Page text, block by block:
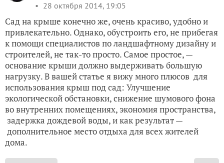
28 октября 2014, 19:05
Сад на крыше конечно же, очень красиво, удобно и
привлекательно. Однако, обустроить его, не прибегая
к помощи специалистов по ландшафтному дизайну и
строителей, не так-то просто. Самое простое, —
основание крыши должно выдерживать большую
нагрузку. В вашей статье я вижу много плюсов для
использования крыш под сад: Улучшение
экологической обстановки, снижение шумового фона
во внутренних помещениях, экономия пространства,
задержка дождевой воды, и как результат —
дополнительное место отдыха для всех жителей
дома.